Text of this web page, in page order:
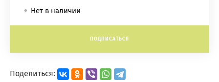
Нет в наличии
ПОДПИСАТЬСЯ
Поделиться: